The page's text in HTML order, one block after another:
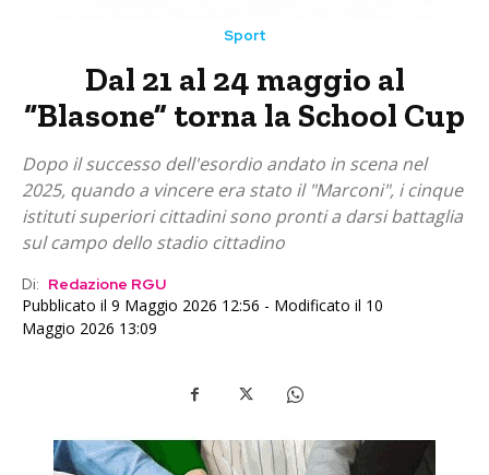
Sport
Dal 21 al 24 maggio al
“Blasone” torna la School Cup
Dopo il successo dell'esordio andato in scena nel
2025, quando a vincere era stato il "Marconi", i cinque
istituti superiori cittadini sono pronti a darsi battaglia
sul campo dello stadio cittadino
Di: Redazione RGU
Pubblicato il 9 Maggio 2026 12:56 - Modificato il 10
Maggio 2026 13:09